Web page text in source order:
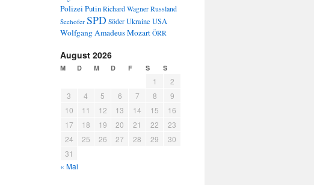
PolizeiPutin Richard Wagner Russland
Seehofer SPD Söder Ukraine USA
Wolfgang Amadeus Mozart ÖRR
August 2026
M D M D F S S
1
2
3
4 5 6 7 8
9
10
11 12 13 14 15
16
17
18 19 20 21 22
23
24
25 26 27 28 29
30
31
« Mai